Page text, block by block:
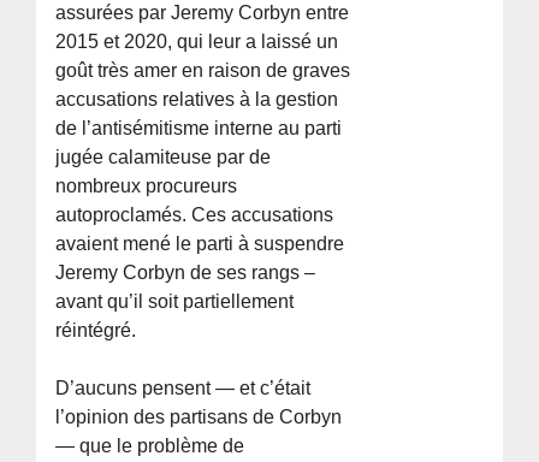
assurées par Jeremy Corbyn entre
2015 et 2020, qui leur a laissé un
goût très amer en raison de graves
accusations relatives à la gestion
de l’antisémitisme interne au parti
jugée calamiteuse par de
nombreux procureurs
autoproclamés. Ces accusations
avaient mené le parti à suspendre
Jeremy Corbyn de ses rangs –
avant qu’il soit partiellement
réintégré.
D’aucuns pensent — et c’était
l’opinion des partisans de Corbyn
— que le problème de